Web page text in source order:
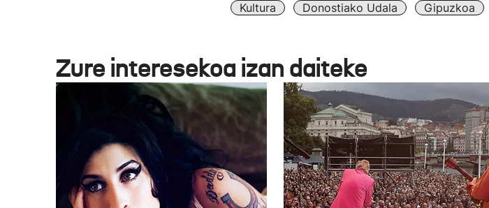
Kultura Donostiako Udala Gipuzkoa
Zure interesekoa izan daiteke